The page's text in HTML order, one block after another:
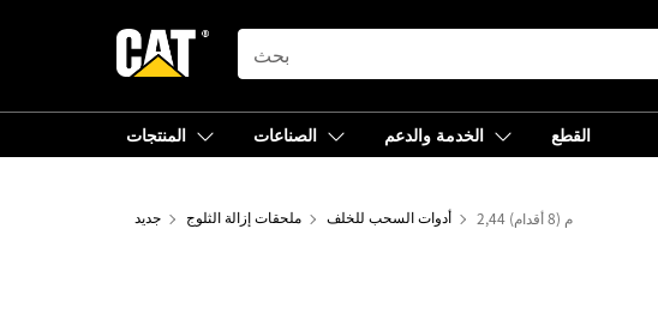
SEARCH
المنتجات الصناعات الخدمة والدعم القطع
جديد ملحقات إزالة الثلوج أدوات السحب للخلف 2,44 م (8 أقدام)